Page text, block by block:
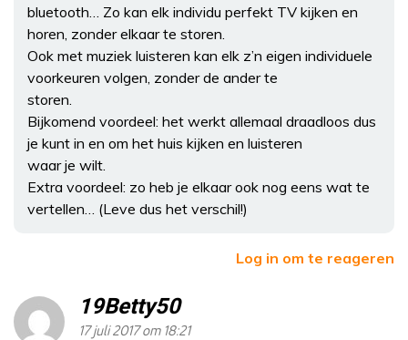
bluetooth… Zo kan elk individu perfekt TV kijken en
horen, zonder elkaar te storen.
Ook met muziek luisteren kan elk z’n eigen individuele
voorkeuren volgen, zonder de ander te
storen.
Bijkomend voordeel: het werkt allemaal draadloos dus
je kunt in en om het huis kijken en luisteren
waar je wilt.
Extra voordeel: zo heb je elkaar ook nog eens wat te
vertellen… (Leve dus het verschil!)
Log in om te reageren
19Betty50
17 juli 2017 om 18:21